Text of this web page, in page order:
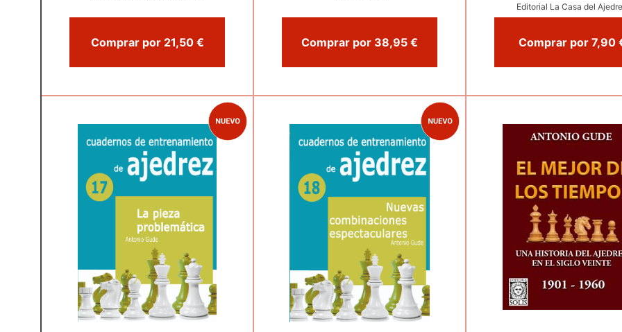
Comprar por 21,50 € Comprar por 38,95 €
Editorial La Casa del